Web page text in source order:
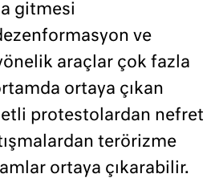
gitmesi
ve
araçlar çok fazla
ortaya çıkan
protestolardan nefret
terörizme
ortaya çıkarabilir.